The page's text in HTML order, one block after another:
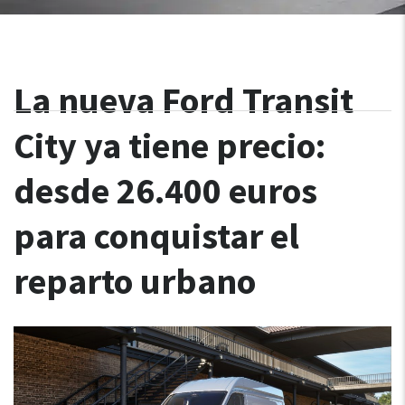
La nueva Ford Transit
City ya tiene precio:
desde 26.400 euros
para conquistar el
reparto urbano